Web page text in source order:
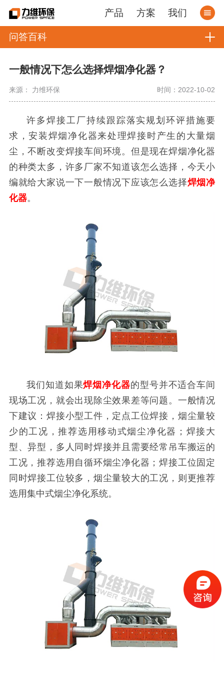
产品 方案 我们
问答百科
一般情况下怎么选择焊烟净化器？
来源： 力维环保 时间：2022-10-02
许多焊接工厂持续跟踪落实规划环评措施要
求，安装焊烟净化器来处理焊接时产生的大量烟
尘，不断改变焊接车间环境。但是现在焊烟净化器
的种类太多，许多厂家不知道该怎么选择，今天小
编就给大家说一下一般情况下应该怎么选择焊烟净
化器。
我们知道如果焊烟净化器的型号并不适合车间
现场工况，就会出现除尘效果差等问题。一般情况
下建议：焊接小型工件，定点工位焊接，烟尘量较
少的工况，推荐选用移动式烟尘净化器；焊接大
型、异型，多人同时焊接并且需要经常吊车搬运的
工况，推荐选用自循环烟尘净化器；焊接工位固定
同时焊接工位较多，烟尘量较大的工况，则更推荐
选用集中式烟尘净化系统。